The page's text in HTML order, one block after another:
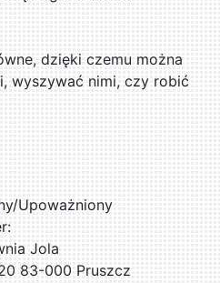
dzięki czemu można
wyszywać nimi, czy robić
Upoważniony
Jola
83-000 Pruszcz